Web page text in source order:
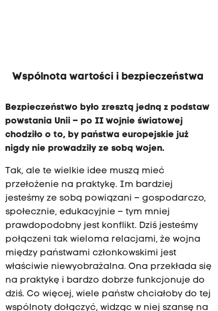
Wspólnota wartości i bezpieczeństwa
Bezpieczeństwo było zresztą jedną z podstaw
powstania Unii – po II wojnie światowej
chodziło o to, by państwa europejskie już
nigdy nie prowadziły ze sobą wojen.
Tak, ale te wielkie idee muszą mieć
przełożenie na praktykę. Im bardziej
jesteśmy ze sobą powiązani – gospodarczo,
społecznie, edukacyjnie – tym mniej
prawdopodobny jest konflikt. Dziś jesteśmy
połączeni tak wieloma relacjami, że wojna
między państwami członkowskimi jest
właściwie niewyobrażalna. Ona przekłada się
na praktykę i bardzo dobrze funkcjonuje do
dziś. Co więcej, wiele państw chciałoby do tej
wspólnoty dołączyć, widząc w niej szansę na